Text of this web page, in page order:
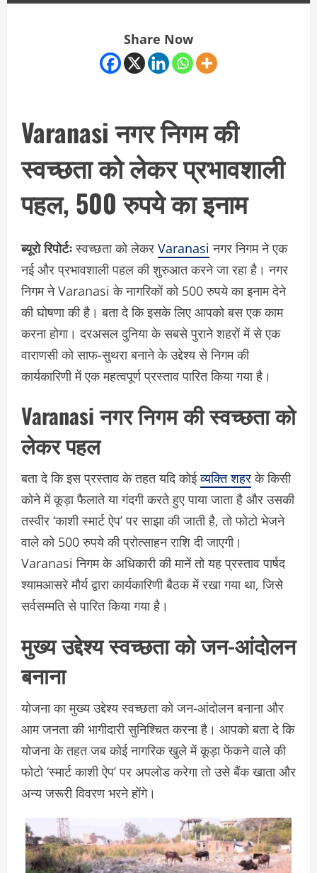
Share Now
Varanasi नगर निगम की
स्वच्छता को लेकर प्रभावशाली
पहल, 500 रुपये का इनाम
ब्यूरो रिपोर्टःस्वच्छता को लेकर Varanasi नगर निगम ने एक
नई और प्रभावशाली पहल की शुरुआत करने जा रहा है। नगर
निगम ने Varanasi के नागरिकों को 500 रुपये का इनाम देने
की घोषणा की है। बता दे कि इसके लिए आपको बस एक काम
करना होगा। दरअसल दुनिया के सबसे पुराने शहरों में से एक
वाराणसी को साफ-सुथरा बनाने के उद्देश्य से निगम की
कार्यकारिणी में एक महत्वपूर्ण प्रस्ताव पारित किया गया है।
Varanasi नगर निगम की स्वच्छता को
लेकर पहल
बता दे कि इस प्रस्ताव के तहत यदि कोईव्यक्ति शहरके किसी
कोने में कूड़ा फैलाते या गंदगी करते हुए पाया जाता है और उसकी
तस्वीर ‘काशी स्मार्ट ऐप’ पर साझा की जाती है, तो फोटो भेजने
वाले को 500 रुपये की प्रोत्साहन राशि दी जाएगी।
Varanasi निगम के अधिकारी की मानें तो यह प्रस्ताव पार्षद
श्यामआसरे मौर्य द्वारा कार्यकारिणी बैठक में रखा गया था, जिसे
सर्वसम्मति से पारित किया गया है।
मुख्य उद्देश्य स्वच्छता को जन-आंदोलन
बनाना
योजना का मुख्य उद्देश्य स्वच्छता को जन-आंदोलन बनाना और
आम जनता की भागीदारी सुनिश्चित करना है। आपको बता दे कि
योजना के तहत जब कोई नागरिक खुले में कूड़ा फेंकने वाले की
फोटो ‘स्मार्ट काशी ऐप’ पर अपलोड करेगा तो उसे बैंक खाता और
अन्य जरूरी विवरण भरने होंगे।